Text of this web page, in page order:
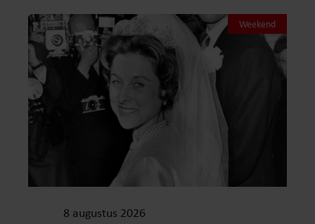
Weekend
8 augustus 2026